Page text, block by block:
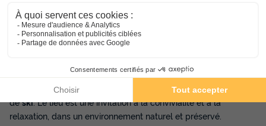
Le Chalet Le Loup Lodge se distingue par son architecture
traditionnelle, alliant charme et modernité. Les appartements,
conçus pour le bien-être de chacun, sont décorés avec soin et
l'équipement nécessaire pour un séjour réussi, avec des
espaces de vie confortables où se détendre après une journée
deski. Le lieu est une invitation à la convivialité et à la
relaxation, dans un environnement naturel et préservé.